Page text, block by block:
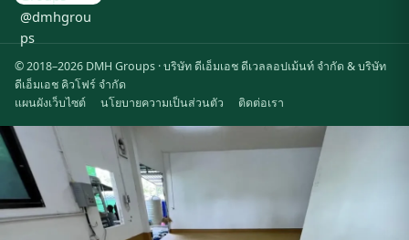
© 2018–2026 DMH Groups · บริษัท ดีเอ็มเอช ดีเวลลอปเม้นท์ จำกัด & บริษัท
ดีเอ็มเอช คิวโฟร์ จำกัด
แผนผังเว็บไซต์
นโยบายความเป็นส่วนตัว ติดต่อเรา